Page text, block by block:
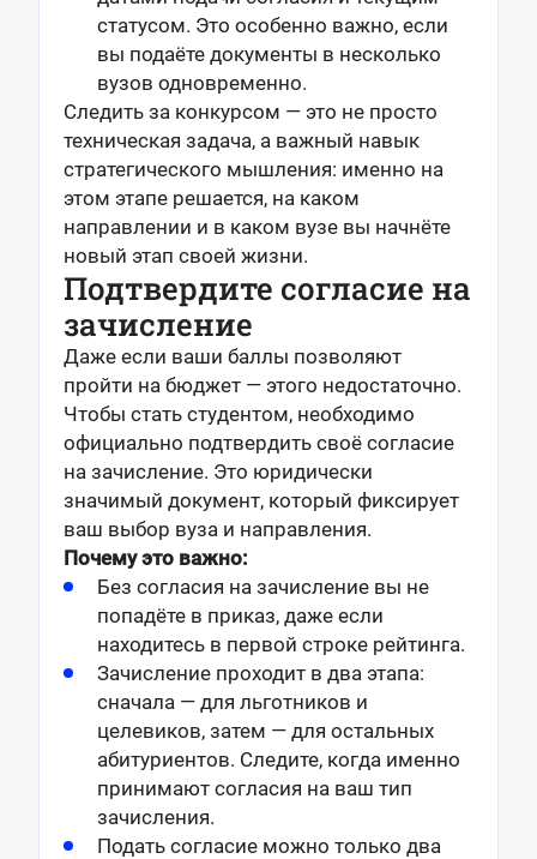
статусом. Это особенно важно, если
вы подаёте документы в несколько
вузов одновременно.
Следить за конкурсом — это не просто
техническая задача, а важный навык
стратегического мышления: именно на
этом этапе решается, на каком
направлении и в каком вузе вы начнёте
новый этап своей жизни.
Подтвердите согласие на
зачисление
Даже если ваши баллы позволяют
пройти на бюджет — этого недостаточно.
Чтобы стать студентом, необходимо
официально подтвердить своё согласие
на зачисление. Это юридически
значимый документ, который фиксирует
ваш выбор вуза и направления.
Почему это важно:
Без согласия на зачисление вы не
попадёте в приказ, даже если
находитесь в первой строке рейтинга.
Зачисление проходит в два этапа:
сначала — для льготников и
целевиков, затем — для остальных
абитуриентов. Следите, когда именно
принимают согласия на ваш тип
зачисления.
Подать согласие можно только два